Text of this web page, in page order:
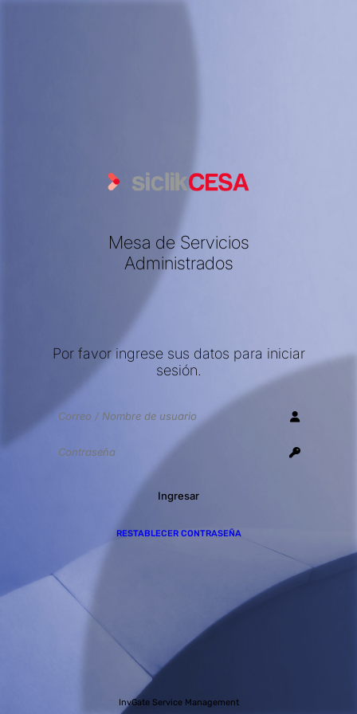
Mesa de Servicios
Administrados
Por favor ingrese sus datos para iniciar
sesión.
Ingresar
RESTABLECER CONTRASEÑA
InvGate Service Management